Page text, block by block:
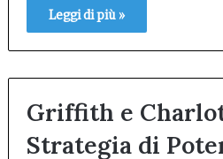
Leggi di più »
Griffith e
Strategia di